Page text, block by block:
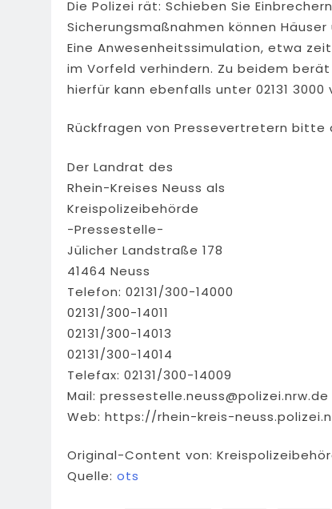
Die Polizei rät: Schieben Sie
Sicherungsmaßnahmen können
Eine Anwesenheitssimulation, etwa
im Vorfeld verhindern. Zu beidem
hierfür kann ebenfalls unter 02131
Rückfragen von Pressevertretern bitte
Der Landrat des
Rhein-Kreises Neuss als
Kreispolizeibehörde
-Pressestelle-
Jülicher Landstraße 178
41464 Neuss
Telefon: 02131/300-14000
02131/300-14011
02131/300-14013
02131/300-14014
Telefax: 02131/300-14009
Mail: pressestelle.neuss@polizei.nrw.de
Web: https://rhein-kreis-
Original-Content von:
Quelle: ots